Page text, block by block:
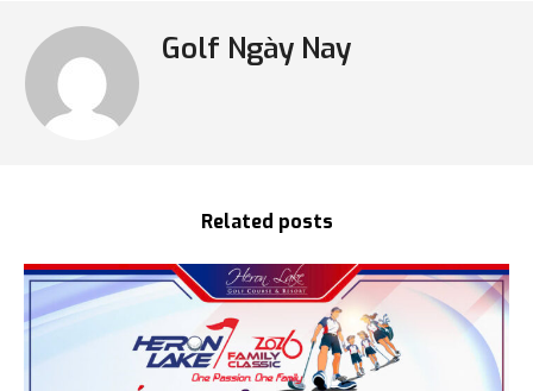
Golf Ngày Nay
Related posts